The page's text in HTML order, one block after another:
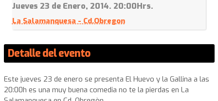
Jueves 23 de Enero, 2014. 20:00Hrs.
La Salamanquesa - Cd.Obregon
Detalle del evento
Este jueves 23 de enero se presenta El Huevo y la Gallina a las
20:00h es una muy buena comedia no te la pierdas en La